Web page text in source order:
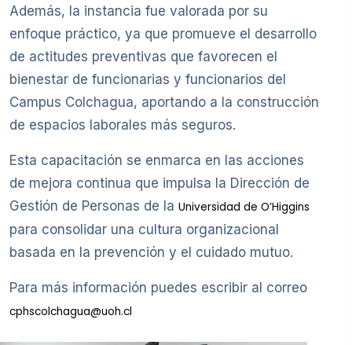
Además, la instancia fue valorada por su
enfoque práctico, ya que promueve el desarrollo
de actitudes preventivas que favorecen el
bienestar de funcionarias y funcionarios del
Campus Colchagua, aportando a la construcción
de espacios laborales más seguros.
Esta capacitación se enmarca en las acciones
de mejora continua que impulsa la Dirección de
Gestión de Personas de la Universidad de O’Higgins
para consolidar una cultura organizacional
basada en la prevención y el cuidado mutuo.
Para más información puedes escribir al correo
cphscolchagua@uoh.cl